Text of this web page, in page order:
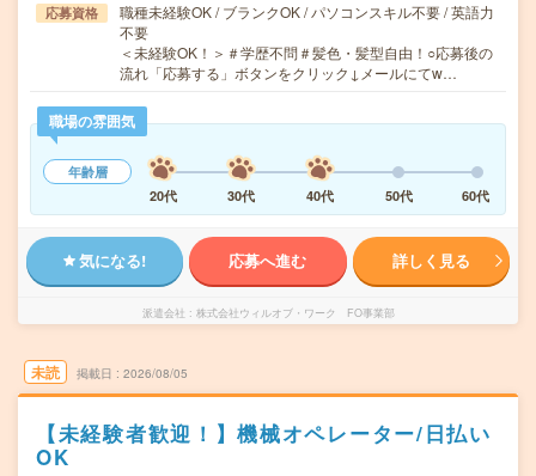
応募資格
職種未経験OK / ブランクOK / パソコンスキル不要 / 英語力
不要
＜未経験OK！＞＃学歴不問＃髪色・髪型自由！○応募後の
流れ「応募する」ボタンをクリック↓メールにてw…
職場の雰囲気
年齢層
20代
30代 40代 50代 60代
気になる! 応募へ進む 詳しく見る
派遣会社 株式会社ウィルオブ・ワーク FO事業部
未読 掲載日 2026/08/05
【未経験者歓迎！】機械オペレーター/日払い
OK